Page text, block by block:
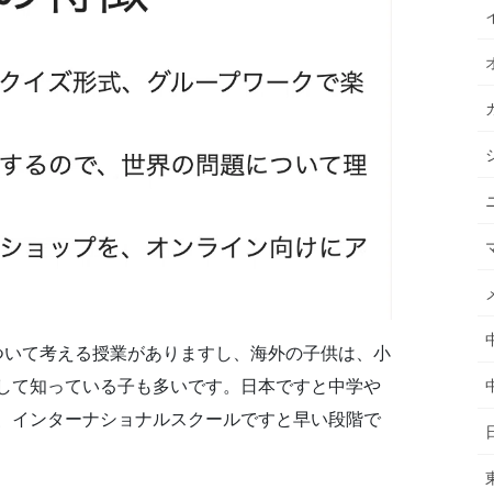
て考える授業がありますし、海外の子供は、小
て知っている子も多いです。日本ですと中学や
インターナショナルスクールですと早い段階で